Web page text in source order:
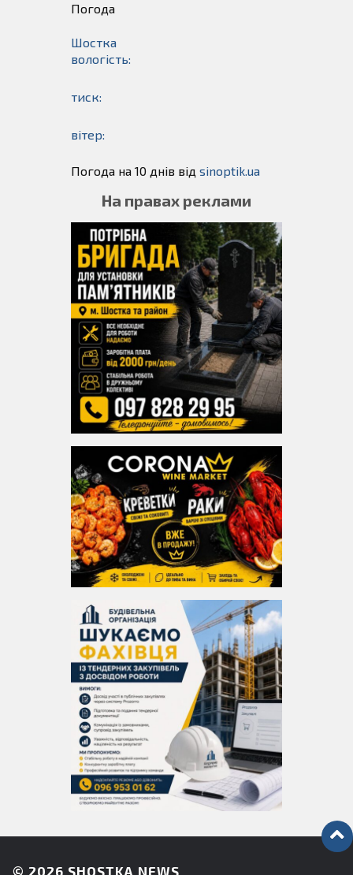
Погода
Шостка
вологість:
тиск:
вітер:
Погода на 10 днів від sinoptik.ua
На правах реклами
© 2026 SHOSTKA NEWS